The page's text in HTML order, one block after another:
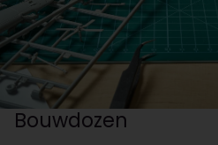
Bouwdozen